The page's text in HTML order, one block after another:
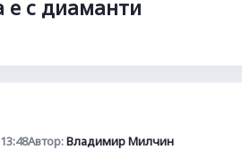
е с диаманти
Автор:Владимир Милчин